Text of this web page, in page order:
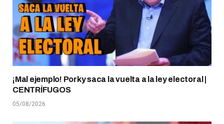
¡Mal ejemplo! Porky saca la vuelta a la ley electoral |
CENTRÍFUGOS
05/08/2026